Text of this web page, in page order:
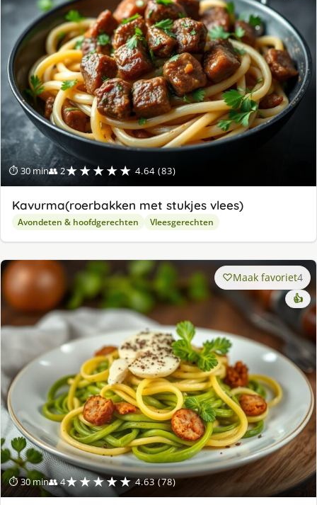
⏱ 30 min👥 2★★★★★ 4.64 (83)
Kavurma(roerbakken met stukjes vlees)
Avondeten & hoofdgerechten Vleesgerechten
⏱ 30 min👥 4★★★★★ 4.63 (78)
Maak favoriet4
👍